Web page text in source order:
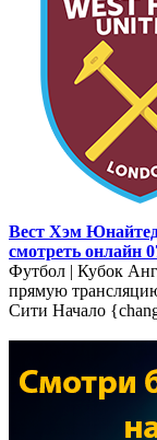
Вест Хэм
смотреть онлайн
Футбол | Кубок
прямую
Сити Начало